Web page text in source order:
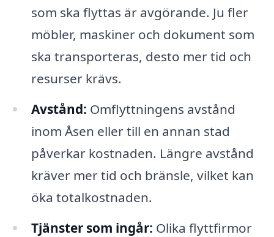
som ska flyttas är avgörande. Ju fler
möbler, maskiner och dokument som
ska transporteras, desto mer tid och
resurser krävs.
Avstånd: Omflyttningens avstånd
inom Åsen eller till en annan stad
påverkar kostnaden. Längre avstånd
kräver mer tid och bränsle, vilket kan
öka totalkostnaden.
Tjänster som ingår: Olika flyttfirmor